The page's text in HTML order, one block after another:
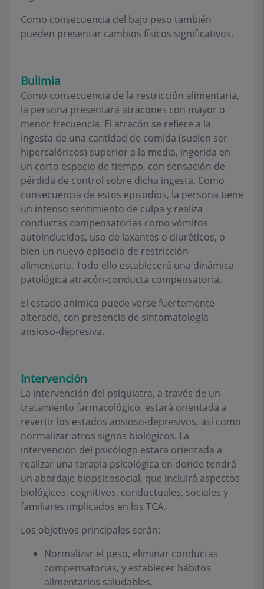
Como consecuencia del bajo peso también
pueden presentar cambios físicos significativos.
Bulimia
Como consecuencia de la restricción alimentaria,
la persona presentará atracones con mayor o
menor frecuencia. El atracón se refiere a la
ingesta de una cantidad de comida (suelen ser
hipercalóricos) superior a la media, ingerida en
un corto espacio de tiempo, con sensación de
pérdida de control sobre dicha ingesta. Como
consecuencia de estos episodios, la persona tiene
un intenso sentimiento de culpa y realiza
conductas compensatorias como vómitos
autoinducidos, uso de laxantes o diuréticos, o
bien un nuevo episodio de restricción
alimentaria. Todo ello establecerá una dinámica
patológica atracón-conducta compensatoria.
El estado anímico puede verse fuertemente
alterado, con presencia de sintomatología
ansioso-depresiva.
Intervención
La intervención del psiquiatra, a través de un
tratamiento farmacológico, estará orientada a
revertir los estados ansioso-depresivos, así como
normalizar otros signos biológicos. La
intervención del psicólogo estará orientada a
realizar una terapia psicológica en donde tendrá
un abordaje biopsicosocial, que incluirá aspectos
biológicos, cognitivos, conductuales, sociales y
familiares implicados en los TCA.
Los objetivos principales serán:
Normalizar el peso, eliminar conductas
compensatorias, y establecer hábitos
alimentarios saludables.